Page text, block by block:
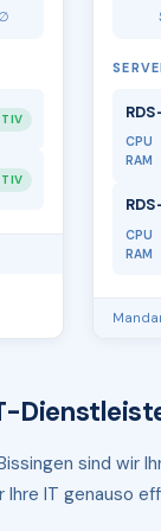
CPU
RAM
CPU
RAM
sind wir
IT genauso